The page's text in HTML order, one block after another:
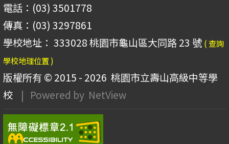
電話：(03) 3501778
傳真：(03) 3297861
學校地址： 333028 桃園市龜山區大同路 23 號 ( 查詢
學校地理位置 )
版權所有 © 2015 - 2026 桃園市立壽山高級中等學
校
| Powered by NetView